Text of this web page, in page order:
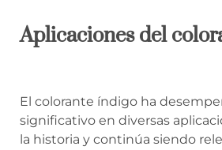
Aplicaciones del
El colorante índigo ha
significativo en diversas
la historia y continúa siendo